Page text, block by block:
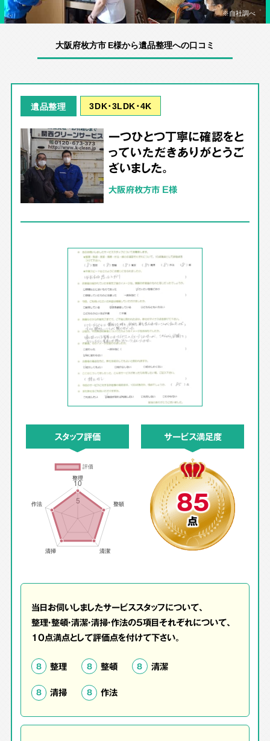
※自社調べ
大阪府枚方市 E様から遺品整理への口コミ
遺品整理 3DK･3LDK･4K
一つひとつ丁寧に確認をと
っていただきありがとうご
ざいました。
大阪府枚方市 E様
スタッフ評価 サービス満足度
85
点
当日お伺いしましたサービススタッフについて、
整理・整頓・清潔・清掃・作法の5項目それぞれについて、
10点満点として評価点を付けて下さい。
8 整理 8 整頓 8 清潔
8 清掃 8 作法